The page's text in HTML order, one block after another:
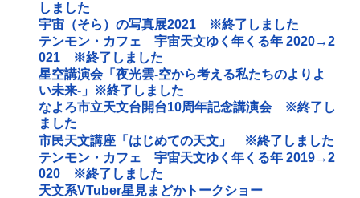
しました
宇宙（そら）の写真展2021 ※終了しました
テンモン・カフェ 宇宙天文ゆく年くる年 2020→2
021 ※終了しました
星空講演会「夜光雲‐空から考える私たちのよりよ
い未来‐」※終了しました
なよろ市立天文台開台10周年記念講演会 ※終了し
ました
市民天文講座「はじめての天文」 ※終了しました
テンモン・カフェ 宇宙天文ゆく年くる年 2019→2
020 ※終了しました
天文系VTuber星見まどかトークショー